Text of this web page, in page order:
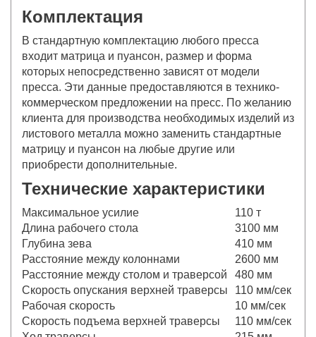
Комплектация
В стандартную комплектацию любого пресса
входит матрица и пуансон, размер и форма
которых непосредственно зависят от модели
пресса. Эти данные предоставляются в технико-
коммерческом предложении на пресс. По желанию
клиента для производства необходимых изделий из
листового металла можно заменить стандартные
матрицу и пуансон на любые другие или
приобрести дополнительные.
Технические характеристики
Максимальное усилие
110 т
Длина рабочего стола
3100 мм
Глубина зева
410 мм
Расстояние между колоннами
2600 мм
Расстояние между столом и траверсой
480 мм
Скорость опускания верхней траверсы
110 мм/сек
Рабочая скорость
10 мм/сек
Скорость подъема верхней траверсы
110 мм/сек